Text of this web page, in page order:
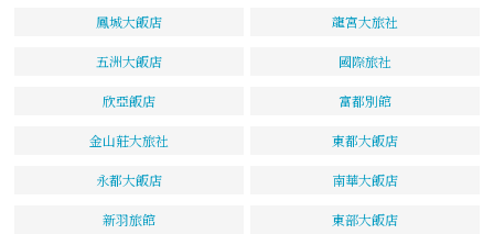
鳳城大飯店 龍宮大旅社
五洲大飯店 國際旅社
欣亞飯店 富都別館
金山莊大旅社 東都大飯店
永都大飯店 南華大飯店
新羽旅館 東部大飯店